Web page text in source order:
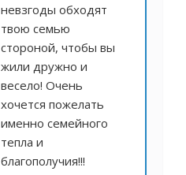
невзгоды обходят
твою семью
стороной, чтобы вы
жили дружно и
весело! Очень
хочется пожелать
именно семейного
тепла и
благополучия!!!